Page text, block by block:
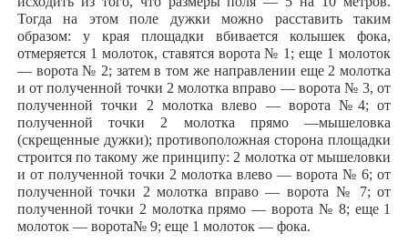
Тогда на этом поле дужки можно расставить таким
образом: у края площадки вбивается колышек фока,
отмеряется 1 молоток, ставятся ворота № 1; еще 1 молоток
— ворота № 2; затем в том же направлении еще 2 молотка
и от полученной точки 2 молотка вправо — ворота № 3, от
полученной точки 2 молотка влево — ворота №4; от
полученной точки 2 молотка прямо —мышеловка
(скрещенные дужки); противоположная сторона площадки
строится по такому же принципу: 2 молотка от мышеловки
и от полученной точки 2 молотка влево — ворота № 6; от
полученной точки 2 молотка вправо — ворота № 7; от
полученной точки 2 молотка прямо — ворота № 8; еще 1
молоток — ворота№ 9; еще 1 молоток — фока.